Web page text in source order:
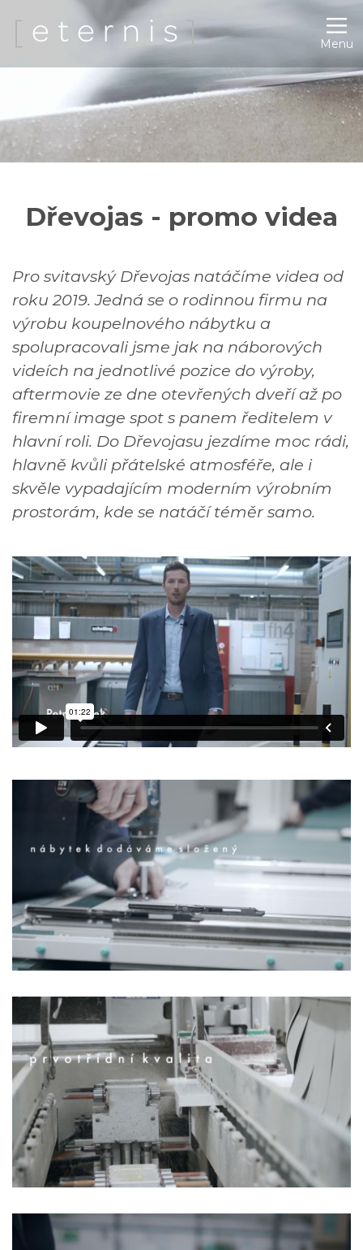
Menu
Dřevojas - promo videa
Pro svitavský Dřevojas natáčíme videa od
roku 2019. Jedná se o rodinnou firmu na
výrobu koupelnového nábytku a
spolupracovali jsme jak na náborových
videích na jednotlivé pozice do výroby,
aftermovie ze dne otevřených dveří až po
firemní image spot s panem ředitelem v
hlavní roli. Do Dřevojasu jezdíme moc rádi,
hlavně kvůli přátelské atmosféře, ale i
skvěle vypadajícím moderním výrobním
prostorám, kde se natáčí téměr samo.